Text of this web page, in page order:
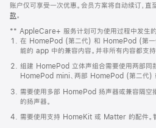
账户仅可享受一次优惠。会员方案将自动续订，直
款。
窗
口
中
打
开)
** AppleCare+ 服务计划可为使用过程中发生的
在 HomePod (第二代) 和 HomePod (第一
能的 app 中的兼容内容。并非所有内容都支持
组建 HomePod 立体声组合需要使用两部同
HomePod mini、两部 HomePod (第二代)
需要使用多部 HomePod 扬声器或兼容隔空
的扬声器。
需要使用支持 HomeKit 或 Matter 的配件。